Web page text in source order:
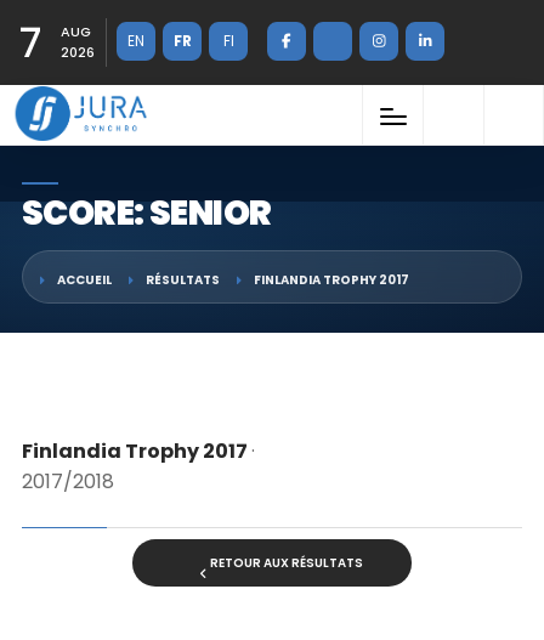
7
AUG
2026
EN FR FI
SCORE: SENIOR
ACCUEIL RÉSULTATS FINLANDIA TROPHY 2017
Finlandia Trophy 2017·
2017/2018
RETOUR AUX RÉSULTATS